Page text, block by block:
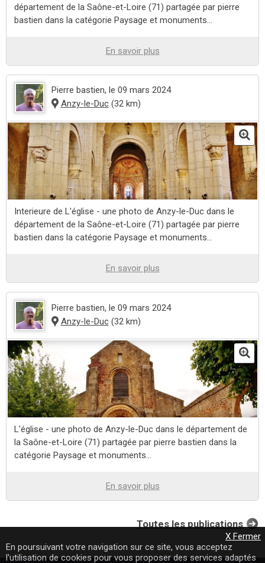
département de la Saône-et-Loire (71) partagée par pierre
bastien dans la catégorie Paysage et monuments...
En savoir plus
Pierre bastien, le 09 mars 2024
Anzy-le-Duc(32 km)
Interieure de L'église - une photo de Anzy-le-Duc dans le
département de la Saône-et-Loire (71) partagée par pierre
bastien dans la catégorie Paysage et monuments...
En savoir plus
Pierre bastien, le 09 mars 2024
Anzy-le-Duc(32 km)
L'église - une photo de Anzy-le-Duc dans le département de
la Saône-et-Loire (71) partagée par pierre bastien dans la
catégorie Paysage et monuments...
En savoir plus
Toutes les publications
X Fermer
En poursuivant votre navigation sur ce site, vous acceptez
l'utilisation de cookies pour vous proposer des services adaptés